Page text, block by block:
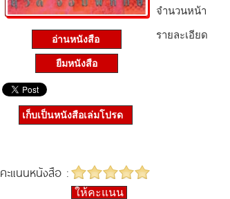
อ่านหนังสือ
ยืมหนังสือ
จำนวนหน้า
รายละเอียด
เก็บเป็นหนังสือเล่มโปรด
คะแนนหนังสือ :
ให้คะแนน